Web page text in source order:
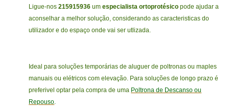
Ligue-nos215915936 umespecialista ortoprotésicopode ajudar a
aconselhar a melhor solução, considerando as caracteristicas do
utilizador e do espaço onde vai ser utlizada.
Ideal para soluções temporárias de aluguer de poltronas ou maples
manuais ou elétricos com elevação. Para soluções de longo prazo é
preferivel optar pela compra de uma Poltrona de Descanso ou
Repouso